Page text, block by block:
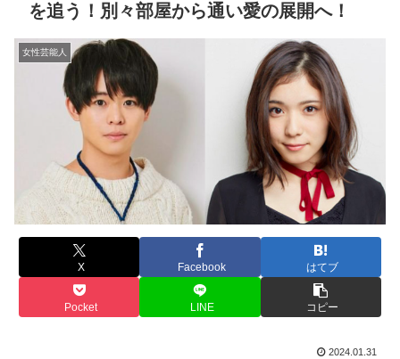
を追う！別々部屋から通い愛の展開へ！
女性芸能人
X Facebook はてブ
Pocket LINE コピー
2024.01.31